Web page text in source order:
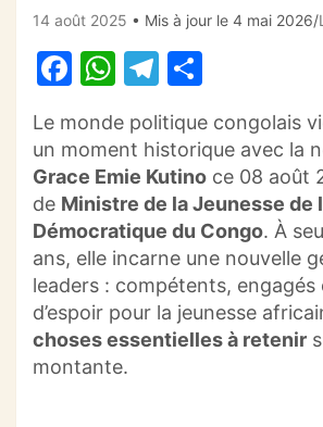
14 août 2025 • Mis à jour le 4 mai 2026
F
c
e
b
o
o
k
W
at
s
A
p
p
T
el
e
gr
a
m
ta
g
er
Le monde politique congolais
un moment historique avec la
Grace Emie Kutino ce 08 août
de Ministre de la Jeunesse de
Démocratique du Congo. À
ans, elle incarne une nouvelle
leaders : compétents,
d’espoir pour la jeunesse
choses essentielles à retenir
montante.